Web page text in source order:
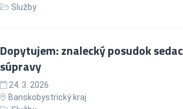
Služby
Dopytujem: znalecký posudok
súpravy
24. 3. 2026
Banskobystrický kraj